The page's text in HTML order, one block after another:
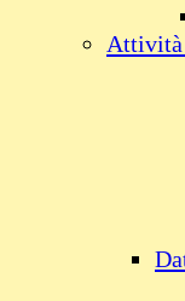
Attività